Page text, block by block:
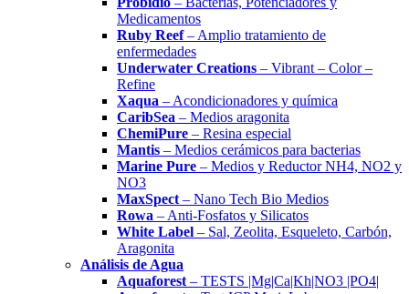
Medicamentos
Ruby Reef– Amplio tratamiento de
enfermedades
Underwater Creations – Vibrant – Color –
Refine
Xaqua – Acondicionadores y química
CaribSea – Medios aragonita
ChemiPure – Resina especial
Mantis – Medios cerámicos para bacterias
Marine Pure – Medios y Reductor NH4, NO2 y
NO3
MaxSpect – Nano Tech Bio Medios
Rowa – Anti-Fosfatos y Silicatos
White Label – Sal, Zeolita, Esqueleto, Carbón,
Aragonita
Análisis de Agua
Aquaforest – TESTS |Mg|Ca|Kh|NO3 |PO4|